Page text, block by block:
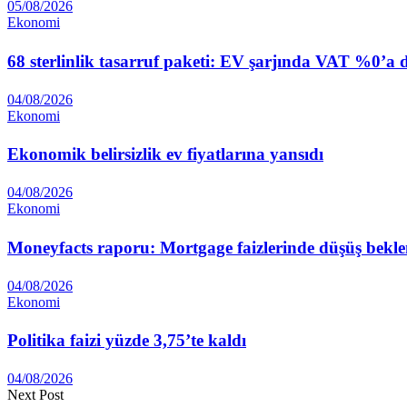
05/08/2026
Ekonomi
68 sterlinlik tasarruf paketi: EV şarjında VAT %0’a
04/08/2026
Ekonomi
Ekonomik belirsizlik ev fiyatlarına yansıdı
04/08/2026
Ekonomi
Moneyfacts raporu: Mortgage faizlerinde düşüş
04/08/2026
Ekonomi
Politika faizi yüzde 3,75’te kaldı
04/08/2026
Next Post